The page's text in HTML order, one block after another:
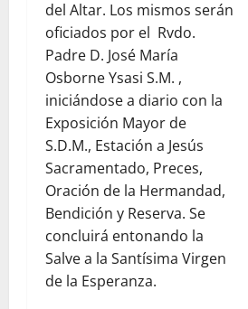
del Altar. Los mismos serán
oficiados por el Rvdo.
Padre D. José María
Osborne Ysasi S.M. ,
iniciándose a diario con la
Exposición Mayor de
S.D.M., Estación a Jesús
Sacramentado, Preces,
Oración de la Hermandad,
Bendición y Reserva. Se
concluirá entonando la
Salve a la Santísima Virgen
de la Esperanza.